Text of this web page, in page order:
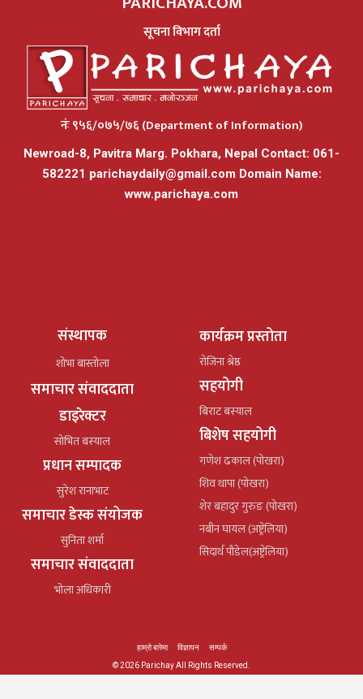
सूचना विभाग दर्ता
नंः ९५६/०७५/७६ (Department of Information)
Newroad-8, Pavitra Marg. Pokhara, Nepal Contact: 061-
582221 parichaydaily@gmail.comDomain Name:
www.parichaya.com
संस्थापक
शोभा बास्तोला
समाचार संवाददाता
डाइरेक्टर
सोभित बस्याल
प्रधान सम्पादक
सुरेश रानाभाट
समाचार डेस्क संयोजक
सुनिता शर्मा
समाचार संवाददाता
भोला अधिकारी
कार्यक्रम प्रस्तोता
रोजिना श्रेष्ठ
सहयोगी
बिराट बस्याल
बिशेष सहयोगी
गणेश ढकाल (पोखरा)
शिव थापा (पोखरा)
शेर बहादुर गुरुङ (पोखरा)
नबीन घायल (अष्ट्रेलिया)
सिदार्थ पौडेल(अष्ट्रेलिया)
हाम्रो बारेमा विज्ञापन
सम्पर्क
© 2026 Parichay All Rights Reserved.